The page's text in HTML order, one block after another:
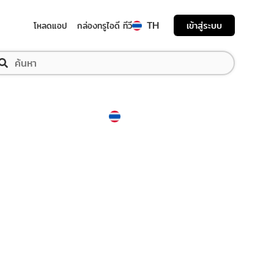
โหลดแอป กล่องทรูไอดี ทีวี TH เข้าสู่ระบบ